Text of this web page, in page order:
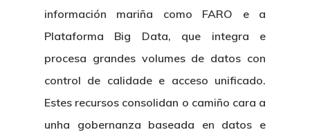
información mariña como FARO e a
Plataforma Big Data, que integra e
procesa grandes volumes de datos con
control de calidade e acceso unificado.
Estes recursos consolidan o camiño cara a
unha gobernanza baseada en datos e